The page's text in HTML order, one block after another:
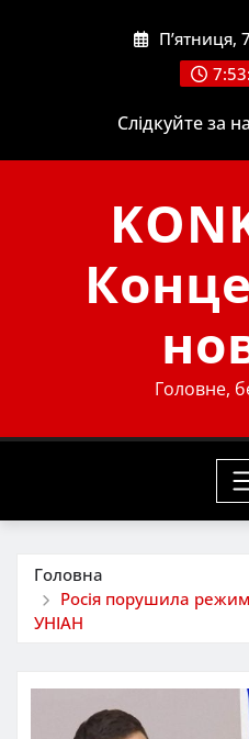
П’ятниця,
Слідкуйте за
Головне,
Головна
Росія порушила
УНІАН